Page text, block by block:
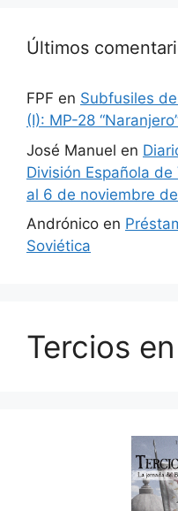
Últimos
FPF en Subfusiles
(I): MP-28
José Manuel en
División Española de
al 6 de noviembre
Andrónico en
Soviética
Tercios